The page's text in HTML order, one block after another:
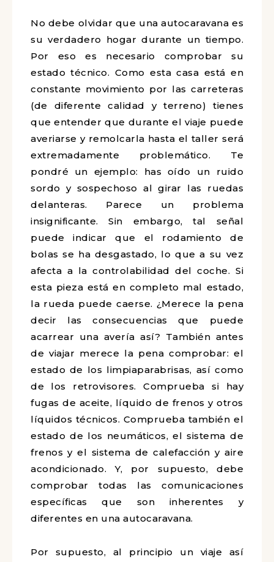
No debe olvidar que una autocaravana es
su verdadero hogar durante un tiempo.
Por eso es necesario comprobar su
estado técnico. Como esta casa está en
constante movimiento por las carreteras
(de diferente calidad y terreno) tienes
que entender que durante el viaje puede
averiarse y remolcarla hasta el taller será
extremadamente problemático. Te
pondré un ejemplo: has oído un ruido
sordo y sospechoso al girar las ruedas
delanteras. Parece un problema
insignificante. Sin embargo, tal señal
puede indicar que el rodamiento de
bolas se ha desgastado, lo que a su vez
afecta a la controlabilidad del coche. Si
esta pieza está en completo mal estado,
la rueda puede caerse. ¿Merece la pena
decir las consecuencias que puede
acarrear una avería así? También antes
de viajar merece la pena comprobar: el
estado de los limpiaparabrisas, así como
de los retrovisores. Comprueba si hay
fugas de aceite, líquido de frenos y otros
líquidos técnicos. Comprueba también el
estado de los neumáticos, el sistema de
frenos y el sistema de calefacción y aire
acondicionado. Y, por supuesto, debe
comprobar todas las comunicaciones
específicas que son inherentes y
diferentes en una autocaravana.
Por supuesto, al principio un viaje así